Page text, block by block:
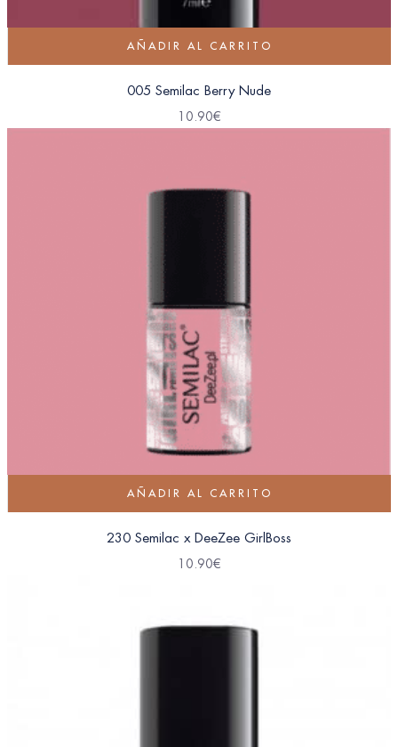
AÑADIR AL CARRITO
005 Semilac Berry Nude
10.90€
AÑADIR AL CARRITO
230 Semilac x DeeZee GirlBoss
10.90€